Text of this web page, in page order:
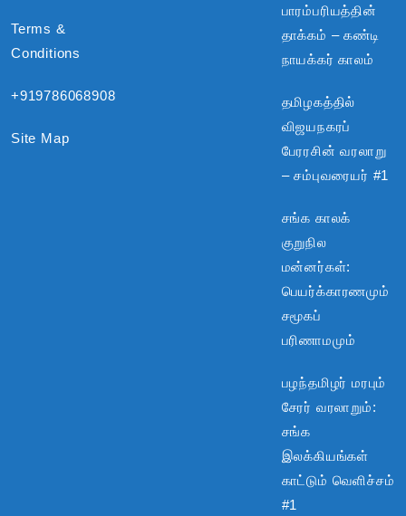
Terms &
Conditions
+919786068908
Site Map
பாரம்பரியத்தின்
தாக்கம் – கண்டி
நாயக்கர் காலம்
தமிழகத்தில்
விஜயநகரப்
பேரரசின் வரலாறு
– சம்புவரையர் #1
சங்க காலக்
குறுநில
மன்னர்கள்:
பெயர்க்காரணமும்
சமூகப்
பரிணாமமும்
பழந்தமிழர் மரபும்
சேரர் வரலாறும்:
சங்க
இலக்கியங்கள்
காட்டும் வெளிச்சம்
#1